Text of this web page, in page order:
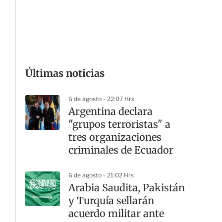
Últimas noticias
6 de agosto - 22:07 Hrs
Argentina declara
"grupos terroristas" a
tres organizaciones
criminales de Ecuador
6 de agosto - 21:02 Hrs
Arabia Saudita, Pakistán
y Turquía sellarán
acuerdo militar ante